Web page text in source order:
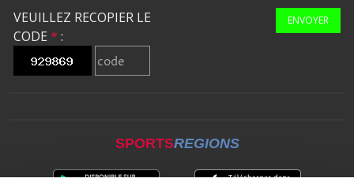
VEUILLEZ RECOPIER LE
CODE * :
ENVOYER
SPORTSREGIONS